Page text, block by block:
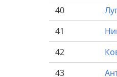
40
41
42
43